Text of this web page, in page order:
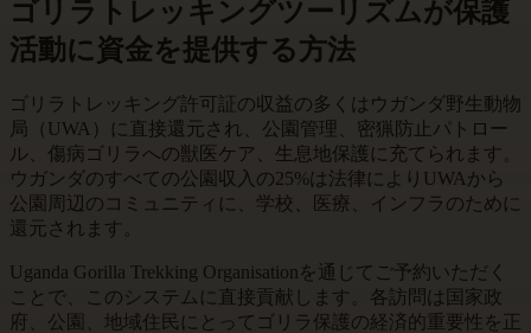
ゴリラトレッキングツーリズムが保護
活動に資金を提供する方法
ゴリラトレッキング許可証の収益の多くはウガンダ野生動物
局（UWA）に直接還元され、公園管理、密猟防止パトロー
ル、傷病ゴリラへの獣医ケア、生息地保護に充てられます。
ウガンダのすべての公園収入の25%は法律によりUWAから
公園周辺のコミュニティに、学校、医療、インフラのために
還元されます。
Uganda Gorilla Trekking Organisationを通じてご予約いただく
ことで、このシステムに直接貢献します。各訪問は国家政
府、公園、地域住民にとってゴリラ保護の経済的重要性を正